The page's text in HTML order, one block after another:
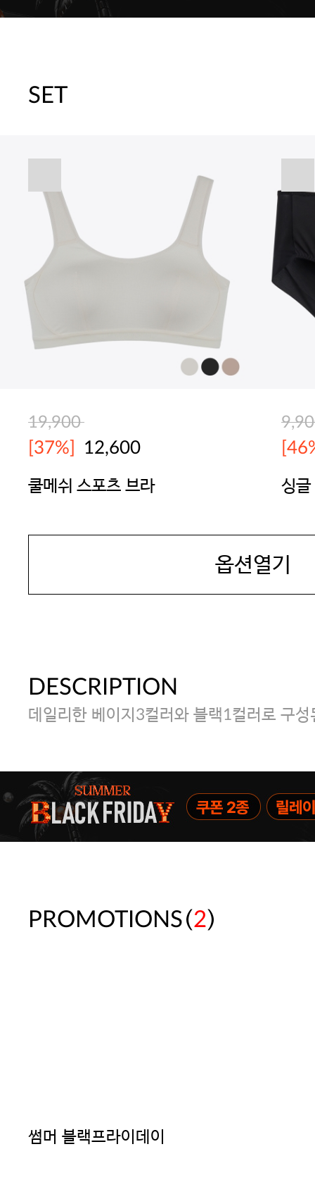
[썸머블프] 2만원 할인 쿠폰(8.1~31)
SET
19,900
[37%] 12,600
쿨메쉬 스포츠 브라 싱글
옵션열기
DESCRIPTION
데일리한 베이지3컬러와 블랙1컬러로 구성
PROMOTIONS(2)
썸머 블랙프라이데이